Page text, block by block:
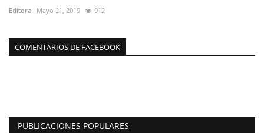
Editora Mayo 21, 2019 912
COMENTARIOS DE FACEBOOK
PUBLICACIONES POPULARES